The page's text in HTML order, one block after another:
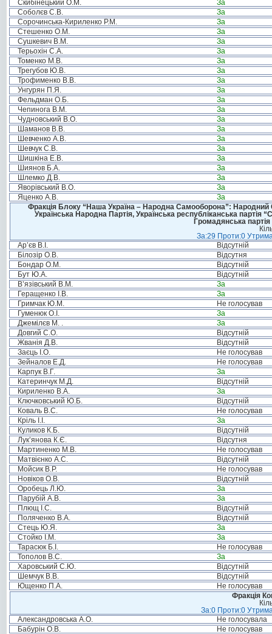
Скибінецький О.М.
За
Соболєв С.В.
За
Сорочинська-Кириленко Р.М.
За
Стешенко О.М.
За
Сушкевич В.М.
За
Терьохін С.А.
За
Томенко М.В.
За
Трегубов Ю.В.
За
Трофименко В.В.
За
Унгурян П.Я.
За
Фельдман О.Б.
За
Чепинога В.М.
За
Чудновський В.О.
За
Шаманов В.В.
За
Шевченко А.В.
За
Шевчук С.В.
За
Шишкіна Е.В.
За
Шиянов Б.А.
За
Шлемко Д.В.
За
Яворівський В.О.
За
Яценко А.В.
За
Фракція Блоку “Наша Україна – Народна Самооборона”: Народний
Українська Народна Партія, Українська республіканська
Громадянська
За:29 Проти:0
Ар’єв В.І.
Відсутній
Білозір О.В.
Відсутня
Бондар О.М.
Відсутній
Бут Ю.А.
Відсутній
В’язівський В.М.
За
Геращенко І.В.
За
Гримчак Ю.М.
Не голосував
Гуменюк О.І.
За
Джемілєв М. .
За
Довгий С.О.
Відсутній
Жванія Д.В.
Відсутній
Заєць І.О.
Не голосував
Зейналов Е.Д.
Не голосував
Карпук В.Г.
За
Катеринчук М.Д.
Відсутній
Кириленко В.А.
За
Ключковський Ю.Б.
Відсутній
Коваль В.С.
Не голосував
Кріль І.І.
За
Куликов К.Б.
Відсутній
Лук’янова К.Є.
Відсутня
Мартиненко М.В.
Не голосував
Матвієнко А.С.
Відсутній
Мойсик В.Р.
Не голосував
Новіков О.В.
Відсутній
Оробець Л.Ю.
За
Парубій А.В.
За
Плющ І.С.
Відсутній
Поляченко В.А.
Відсутній
Стець Ю.Я.
За
Стойко І.М.
За
Тарасюк Б.І.
Не голосував
Тополов В.С.
За
Харовський С.Ю.
Відсутній
Шемчук В.В.
Відсутній
Ющенко П.А.
Не голосував
Фракція
За:0 Проти:0
Александровська А.О.
Не голосувала
Бабурін О.В.
Не голосував